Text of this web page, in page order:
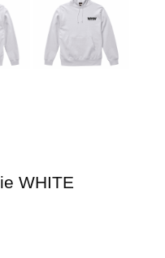
ラルラグ)グッズ
グッズ
WHITE